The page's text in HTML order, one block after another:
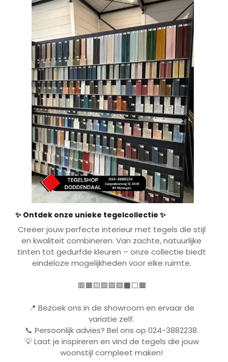
✨ Ontdek onze unieke tegelcollectie ✨
Creëer jouw perfecte interieur met tegels die stijl
en kwaliteit combineren. Van zachte, natuurlijke
tinten tot gedurfde kleuren – onze collectie biedt
eindeloze mogelijkheden voor elke ruimte.
🟥🟧🟨🟩🟦🟪⬛⬜🟫
📍 Bezoek ons in de showroom en ervaar de
variatie zelf.
📞 Persoonlijk advies? Bel ons op 024-3882238.
💡Laat je inspireren en vind de tegels die jouw
woonstijl compleet maken!